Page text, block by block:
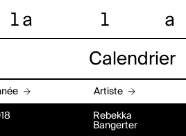
l a l a
Calendrier
Artiste
Rebekka
Bangerter